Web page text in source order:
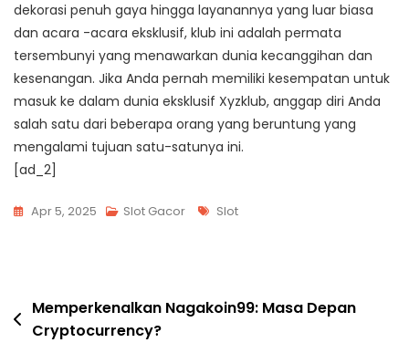
dekorasi penuh gaya hingga layanannya yang luar biasa
dan acara -acara eksklusif, klub ini adalah permata
tersembunyi yang menawarkan dunia kecanggihan dan
kesenangan. Jika Anda pernah memiliki kesempatan untuk
masuk ke dalam dunia eksklusif Xyzklub, anggap diri Anda
salah satu dari beberapa orang yang beruntung yang
mengalami tujuan satu-satunya ini.
[ad_2]
Apr 5, 2025 Slot Gacor Tags
Slot
Post
navigation
Memperkenalkan Nagakoin99: Masa Depan
Cryptocurrency?